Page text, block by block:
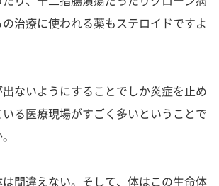
治療に使われる薬もステロイドですよ
ないようにすることでしか炎症を止め
る医療現場がすごく多いということで
間違えない。そして、体はこの生命体